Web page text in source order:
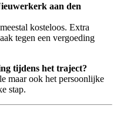
aan den
kosteloos. Extra
tegen een vergoeding
tijdens het traject?
maar ook het persoonlijke
stap.